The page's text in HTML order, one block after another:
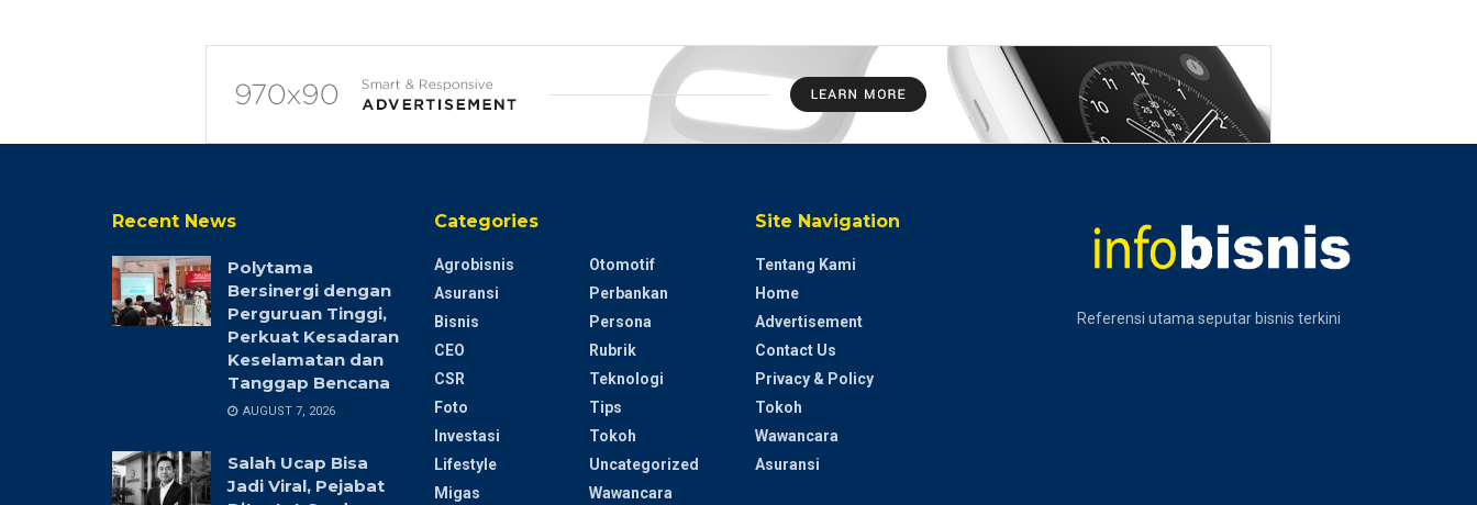
Recent News
Polytama
Bersinergi dengan
Perguruan Tinggi,
Perkuat Kesadaran
Keselamatan dan
Tanggap Bencana
AUGUST 7, 2026
Salah Ucap Bisa
Jadi Viral, Pejabat
Categories
Agrobisnis
Asuransi
Bisnis
CEO
CSR
Foto
Investasi
Lifestyle
Migas
Otomotif
Perbankan
Persona
Rubrik
Teknologi
Tips
Tokoh
Uncategorized
Wawancara
Site Navigation
Tentang Kami
Home
Advertisement
Contact Us
Privacy & Policy
Tokoh
Wawancara
Asuransi
Referensi utama seputar bisnis terkini